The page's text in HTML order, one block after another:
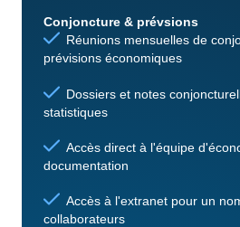
Conjoncture & prévsions
Réunions mensuelles de
prévisions économiques
Dossiers et notes
statistiques
Accès direct à l'équipe
documentation
Accès à l'extranet pour un
collaborateurs